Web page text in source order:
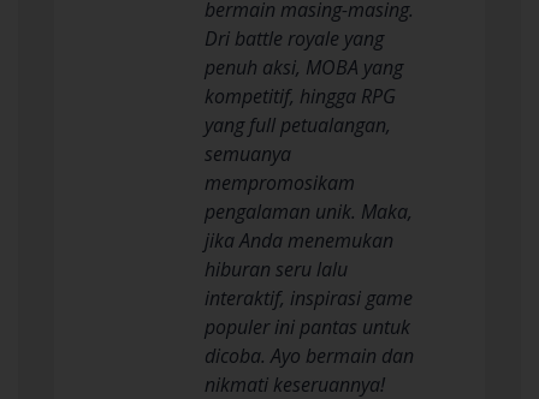
bermain masing-masing.
Dri battle royale yang
penuh aksi, MOBA yang
kompetitif, hingga RPG
yang full petualangan,
semuanya
mempromosikam
pengalaman unik. Maka,
jika Anda menemukan
hiburan seru lalu
interaktif, inspirasi game
populer ini pantas untuk
dicoba. Ayo bermain dan
nikmati keseruannya!